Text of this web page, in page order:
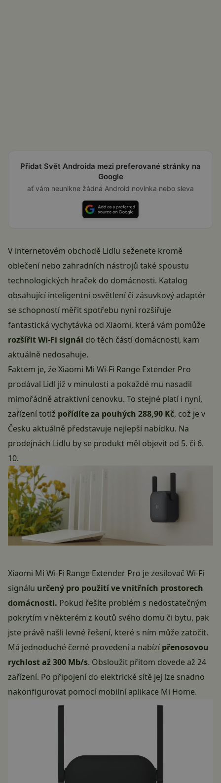
Přidat Svět Androida mezi preferované stránky na
Google
ať vám neunikne žádná Android novinka nebo sleva
V internetovém obchodě Lidlu seženete kromě
oblečení nebo zahradních nástrojů také spoustu
technologických hraček do domácnosti. Katalog
obsahující inteligentní osvětlení či zásuvkový adaptér
se schopností měřit spotřebu nyní rozšiřuje
fantastická vychytávka od Xiaomi, která vám pomůže
rozšířit Wi-Fi signál do těch částí domácnosti, kam
aktuálně nedosahuje.
Faktem je, že Xiaomi Mi Wi-Fi Range Extender Pro
prodával Lidl již v minulosti a pokaždé mu nasadil
mimořádně atraktivní cenovku. To stejné platí i nyní,
zařízení totiž pořídíte za pouhých 288,90 Kč, což je v
Česku aktuálně představuje nejlepší nabídku. Na
prodejnách Lidlu by se produkt měl objevit od 5. či 6.
10.
Xiaomi Mi Wi-Fi Range Extender Pro je zesilovač Wi-Fi
signálu určený pro použití ve vnitřních prostorech
domácnosti. Pokud řešíte problém s nedostatečným
pokrytím v některém z koutů svého domu či bytu, pak
jste právě našli levné řešení, které s ním může zatočit.
Má jednoduché černé provedení a nabízí přenosovou
rychlost až 300 Mb/s. Obsloužit přitom dovede až 24
zařízení. Po připojení do elektrické sítě jej lze snadno
nakonfigurovat pomocí mobilní aplikace Mi Home.